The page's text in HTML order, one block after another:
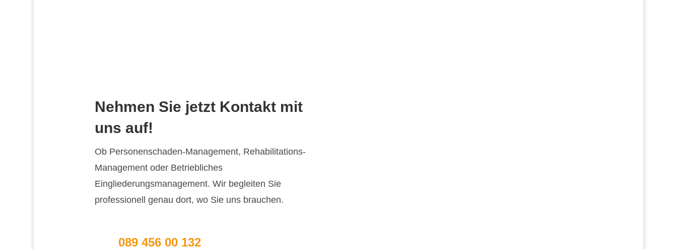
Nehmen Sie jetzt Kontakt mit
uns auf!
Ob Personenschaden-Management, Rehabilitations-
Management oder Betriebliches
Eingliederungsmanagement. Wir begleiten Sie
professionell genau dort, wo Sie uns brauchen.
089 456 00 132